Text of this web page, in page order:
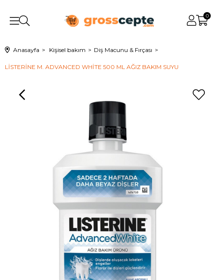
0
Anasayfa Kişisel bakım Diş Macunu & Fırçası
LİSTERİNE M. ADVANCED WHİTE 500 ML AĞIZ BAKIM SUYU